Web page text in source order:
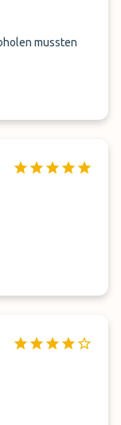
mussten